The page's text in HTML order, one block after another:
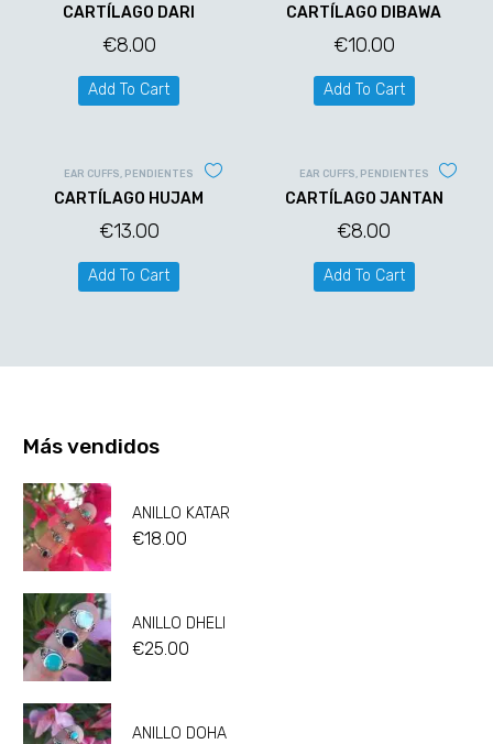
CARTÍLAGO DARI
€8.00
Add To Cart
CARTÍLAGO DIBAWA
€10.00
Add To Cart
EAR CUFFS PENDIENTES
CARTÍLAGO HUJAM
€13.00
Add To Cart
EAR CUFFS PENDIENTES
CARTÍLAGO JANTAN
€8.00
Add To Cart
Más vendidos
ANILLO KATAR
€18.00
ANILLO DHELI
€25.00
ANILLO DOHA